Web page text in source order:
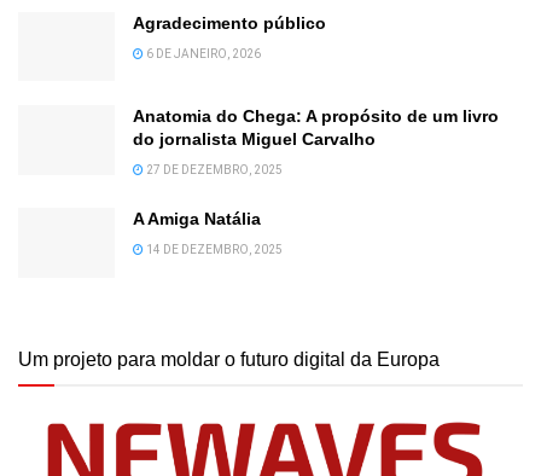
Agradecimento público
6 DE JANEIRO, 2026
Anatomia do Chega: A propósito de um livro
do jornalista Miguel Carvalho
27 DE DEZEMBRO, 2025
A Amiga Natália
14 DE DEZEMBRO, 2025
Um projeto para moldar o futuro digital da Europa